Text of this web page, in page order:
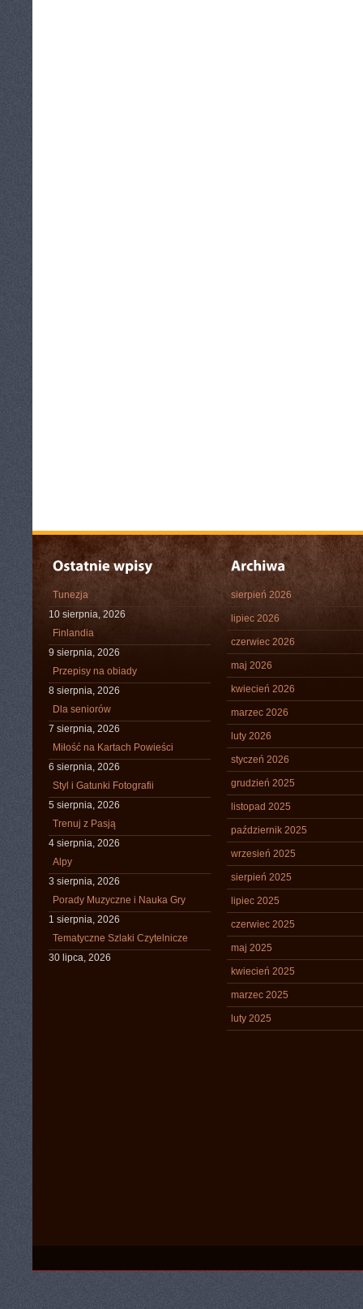
Tunezja
10 sierpnia, 2026
Finlandia
9 sierpnia, 2026
Przepisy na obiady
8 sierpnia, 2026
Dla seniorów
7 sierpnia, 2026
Miłość na Kartach Powieści
6 sierpnia, 2026
Styl i Gatunki Fotografii
5 sierpnia, 2026
Trenuj z Pasją
4 sierpnia, 2026
Alpy
3 sierpnia, 2026
Porady Muzyczne i Nauka Gry
1 sierpnia, 2026
Tematyczne Szlaki Czytelnicze
30 lipca, 2026
sierpień 2026
lipiec 2026
czerwiec 2026
maj 2026
kwiecień 2026
marzec 2026
luty 2026
styczeń 2026
grudzień 2025
listopad 2025
październik 2025
wrzesień 2025
sierpień 2025
lipiec 2025
czerwiec 2025
maj 2025
kwiecień 2025
marzec 2025
luty 2025